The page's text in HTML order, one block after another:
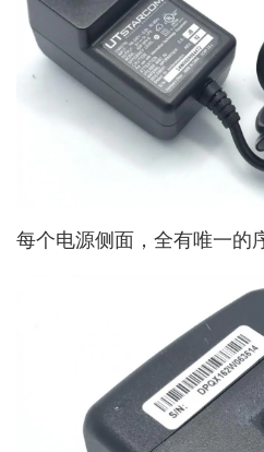
每个电源侧面，全有唯一的